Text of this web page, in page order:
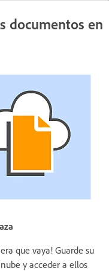
documentos en
que vaya! Guarde su
y acceder a ellos